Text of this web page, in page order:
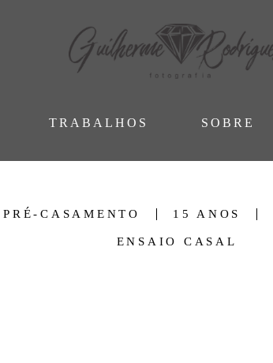
TRABALHOS SOBRE
PRÉ-CASAMENTO 15 ANOS
ENSAIO CASAL